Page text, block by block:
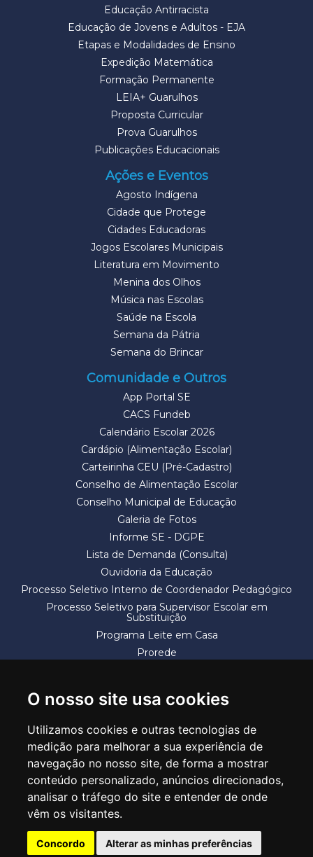
O nosso site usa cookies
Utilizamos cookies e outras tecnologias de
medição para melhorar a sua experiência de
navegação no nosso site, de forma a mostrar
conteúdo personalizado, anúncios direcionados,
analisar o tráfego do site e entender de onde
vêm os visitantes.
Concordo Alterar as minhas preferências
Educação Antirracista
Educação de Jovens e Adultos - EJA
Etapas e Modalidades de Ensino
Expedição Matemática
Formação Permanente
LEIA+ Guarulhos
Proposta Curricular
Prova Guarulhos
Publicações Educacionais
Ações e Eventos
Agosto Indígena
Cidade que Protege
Cidades Educadoras
Jogos Escolares Municipais
Literatura em Movimento
Menina dos Olhos
Música nas Escolas
Saúde na Escola
Semana da Pátria
Semana do Brincar
Comunidade e Outros
App Portal SE
CACS Fundeb
Calendário Escolar 2026
Cardápio (Alimentação Escolar)
Carteirinha CEU (Pré-Cadastro)
Conselho de Alimentação Escolar
Conselho Municipal de Educação
Galeria de Fotos
Informe SE - DGPE
Lista de Demanda (Consulta)
Ouvidoria da Educação
Processo Seletivo Interno de Coordenador Pedagógico
Processo Seletivo para Supervisor Escolar em
Substituição
Programa Leite em Casa
Prorede
SECRETARIA DE EDUCAÇÃO
Rua Claudino Barbosa, 313 - Macedo - Guarulhos/SP CEP 07113-040
Central de Atendimento: *55 11 2475-7300